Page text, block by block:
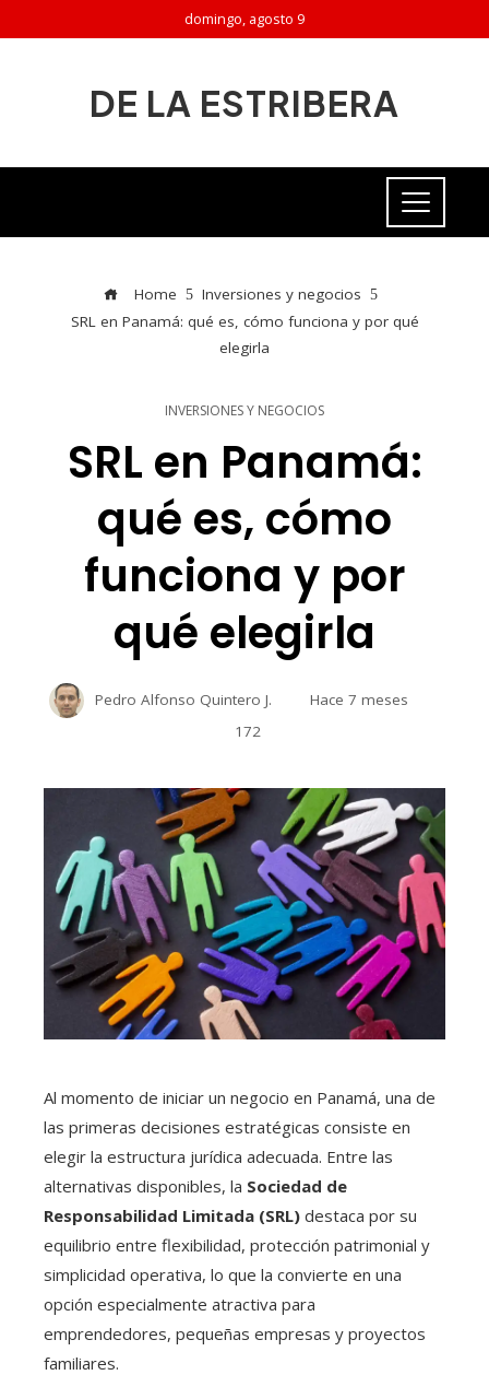
domingo, agosto 9
DE LA ESTRIBERA
Home
Inversiones y negocios
SRL en Panamá: qué es, cómo funciona y por qué
elegirla
INVERSIONES Y NEGOCIOS
SRL en Panamá:
qué es, cómo
funciona y por
qué elegirla
Pedro Alfonso Quintero J.
Hace 7 meses
172
Al momento de iniciar un negocio en Panamá, una de
las primeras decisiones estratégicas consiste en
elegir la estructura jurídica adecuada. Entre las
alternativas disponibles, la Sociedad de
Responsabilidad Limitada (SRL) destaca por su
equilibrio entre flexibilidad, protección patrimonial y
simplicidad operativa, lo que la convierte en una
opción especialmente atractiva para
emprendedores, pequeñas empresas y proyectos
familiares.